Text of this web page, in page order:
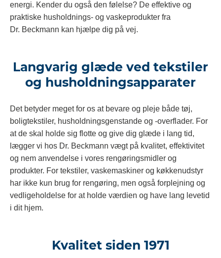
energi. Kender du også den følelse? De effektive og
praktiske husholdnings- og vaskeprodukter fra
Dr. Beckmann kan hjælpe dig på vej.
Langvarig glæde ved tekstiler
og husholdningsapparater
Det betyder meget for os at bevare og pleje både tøj,
boligtekstiler, husholdningsgenstande og -overflader. For
at de skal holde sig flotte og give dig glæde i lang tid,
lægger vi hos Dr. Beckmann vægt på kvalitet, effektivitet
og nem anvendelse i vores rengøringsmidler og
produkter. For tekstiler, vaskemaskiner og køkkenudstyr
har ikke kun brug for rengøring, men også forplejning og
vedligeholdelse for at holde værdien og have lang levetid
i dit hjem.
Kvalitet siden 1971